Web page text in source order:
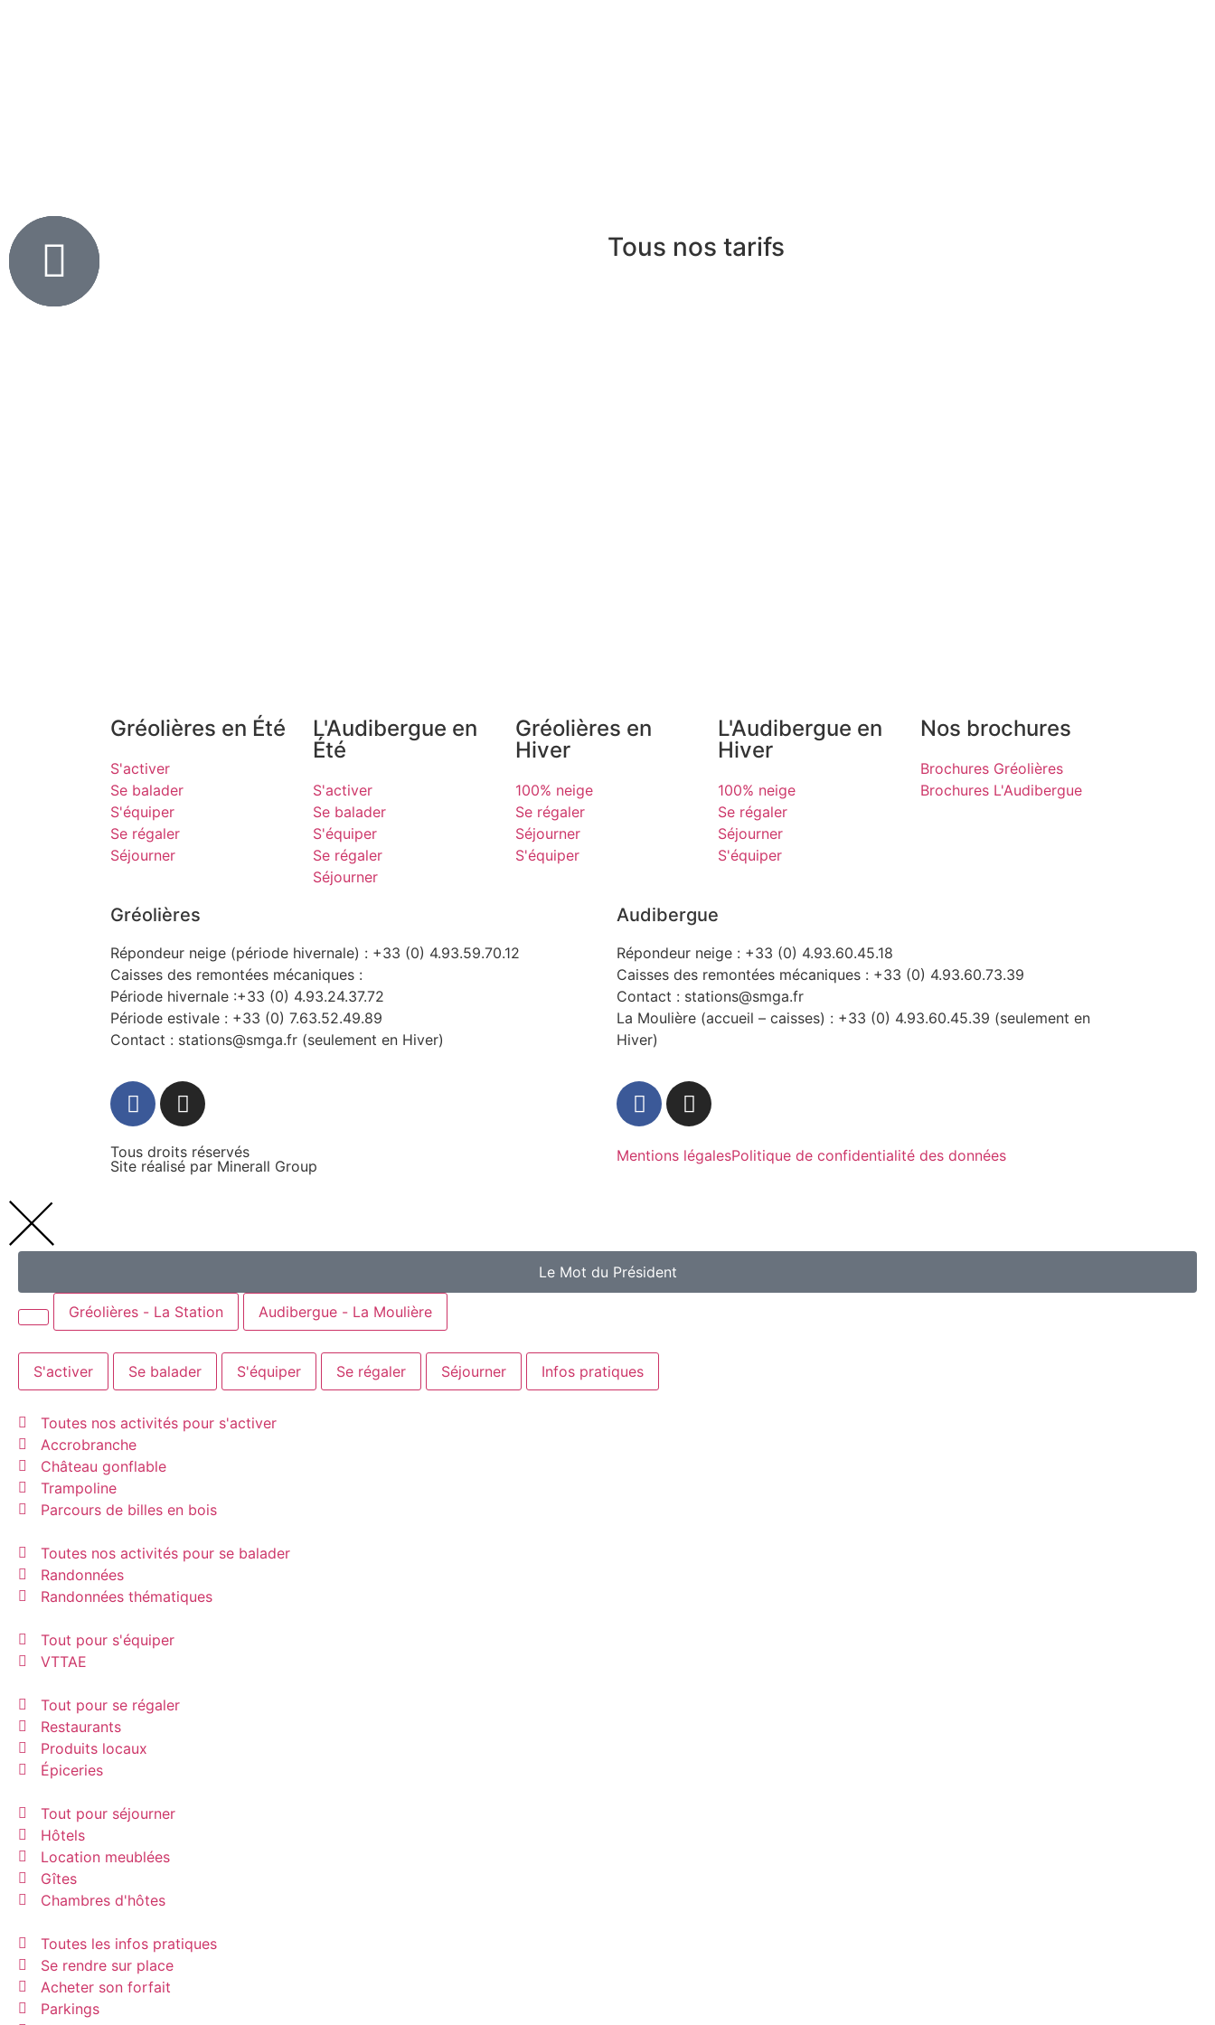
Tous nos tarifs
Gréolières en Été
S'activer
Se balader
S'équiper
Se régaler
Séjourner
L'Audibergue en
Été
S'activer
Se balader
S'équiper
Se régaler
Séjourner
Gréolières en
Hiver
100% neige
Se régaler
Séjourner
S'équiper
L'Audibergue en
Hiver
100% neige
Se régaler
Séjourner
S'équiper
Nos brochures
Brochures Gréolières
Brochures L'Audibergue
Gréolières
Répondeur neige (période hivernale) : +33 (0) 4.93.59.70.12
Caisses des remontées mécaniques :
Période hivernale :+33 (0) 4.93.24.37.72
Période estivale : +33 (0) 7.63.52.49.89
Contact : stations@smga.fr (seulement en Hiver)
Audibergue
Répondeur neige : +33 (0) 4.93.60.45.18
Caisses des remontées mécaniques : +33 (0) 4.93.60.73.39
Contact : stations@smga.fr
La Moulière (accueil – caisses) : +33 (0) 4.93.60.45.39 (seulement en
Hiver)
Tous droits réservés
Site réalisé par Minerall Group
Mentions légalesPolitique de confidentialité des données
Le Mot du Président
Gréolières - La Station Audibergue - La Moulière
S'activer Se balader S'équiper Se régaler Séjourner Infos pratiques
Toutes nos activités pour s'activer
Accrobranche
Château gonflable
Trampoline
Parcours de billes en bois
Toutes nos activités pour se balader
Randonnées
Randonnées thématiques
Tout pour s'équiper
VTTAE
Tout pour se régaler
Restaurants
Produits locaux
Épiceries
Tout pour séjourner
Hôtels
Location meublées
Gîtes
Chambres d'hôtes
Toutes les infos pratiques
Se rendre sur place
Acheter son forfait
Parkings